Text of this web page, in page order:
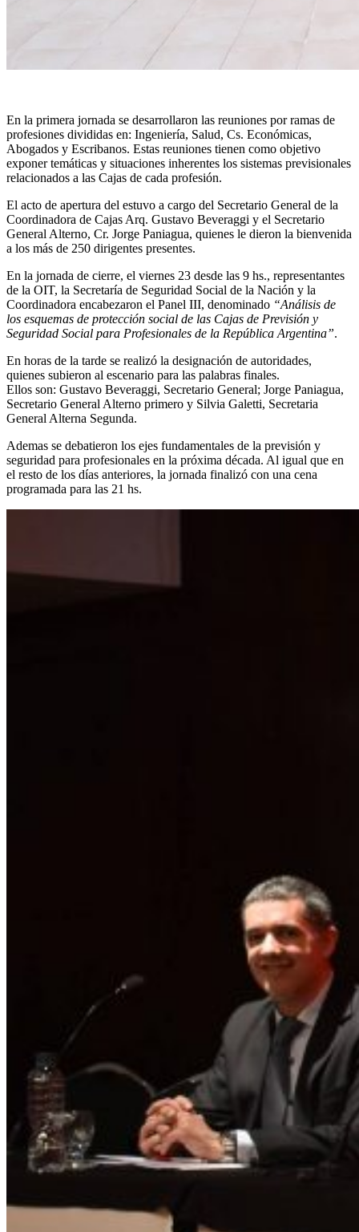
En la primera jornada se desarrollaron las reuniones por ramas de
profesiones divididas en: Ingeniería, Salud, Cs. Económicas,
Abogados y Escribanos. Estas reuniones tienen como objetivo
exponer temáticas y situaciones inherentes los sistemas previsionales
relacionados a las Cajas de cada profesión.
El acto de apertura del estuvo a cargo del Secretario General de la
Coordinadora de Cajas Arq. Gustavo Beveraggi y el Secretario
General Alterno, Cr. Jorge Paniagua, quienes le dieron la bienvenida
a los más de 250 dirigentes presentes.
En la jornada de cierre, el viernes 23 desde las 9 hs., representantes
de la OIT, la Secretaría de Seguridad Social de la Nación y la
Coordinadora encabezaron el Panel III, denominado “Análisis de
los esquemas de protección social de las Cajas de Previsión y
Seguridad Social para Profesionales de la República Argentina”.
En horas de la tarde se realizó la designación de autoridades,
quienes subieron al escenario para las palabras finales.
Ellos son: Gustavo Beveraggi, Secretario General; Jorge Paniagua,
Secretario General Alterno primero y Silvia Galetti, Secretaria
General Alterna Segunda.
Ademas se debatieron los ejes fundamentales de la previsión y
seguridad para profesionales en la próxima década. Al igual que en
el resto de los días anteriores, la jornada finalizó con una cena
programada para las 21 hs.